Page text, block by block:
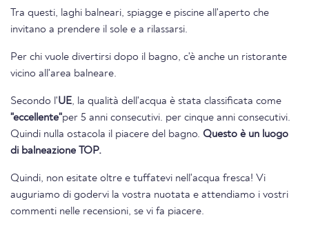
Tra questi, laghi balneari, spiagge e piscine all'aperto che
invitano a prendere il sole e a rilassarsi.
Per chi vuole divertirsi dopo il bagno, c'è anche un ristorante
vicino all'area balneare.
Secondo l'UE, la qualità dell'acqua è stata classificata come
"eccellente"per 5 anni consecutivi. per cinque anni consecutivi.
Quindi nulla ostacola il piacere del bagno. Questo è un luogo
di balneazione TOP.
Quindi, non esitate oltre e tuffatevi nell'acqua fresca! Vi
auguriamo di godervi la vostra nuotata e attendiamo i vostri
commenti nelle recensioni, se vi fa piacere.